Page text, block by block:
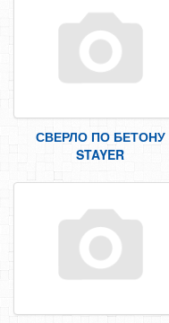
СВЕРЛО ПО БЕТОНУ
STAYER